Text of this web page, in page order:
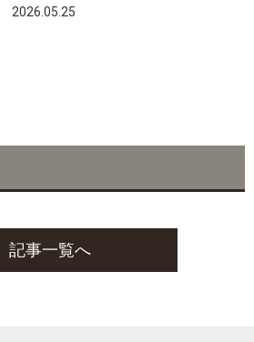
2026.05.25
記事一覧へ